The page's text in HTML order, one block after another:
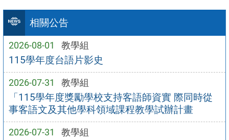
相關公告
2026-08-01 教學組
115學年度台語片影史
2026-07-31 教學組
「115學年度獎勵學校支持客語師資實 際同時從
事客語文及其他學科領域課程教學試辦計畫
2026-07-31 教學組